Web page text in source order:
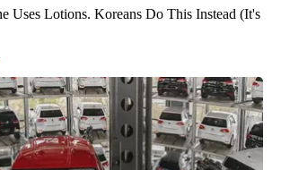
Uses Lotions. Koreans Do This Instead (It's